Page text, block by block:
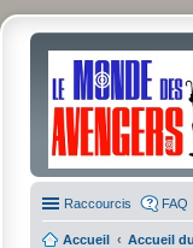
Raccourcis FAQ
Accueil Accueil